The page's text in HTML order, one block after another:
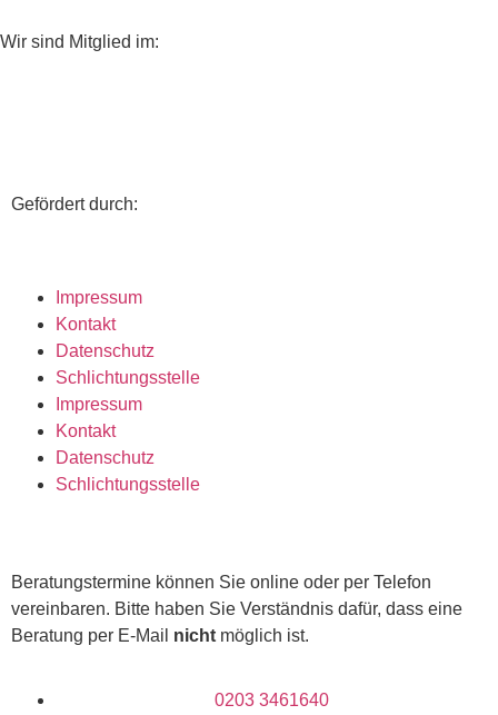
Wir sind Mitglied im:
Gefördert durch:
Impressum
Kontakt
Datenschutz
Schlichtungsstelle
Impressum
Kontakt
Datenschutz
Schlichtungsstelle
Beratungstermine können Sie online oder per Telefon
vereinbaren. Bitte haben Sie Verständnis dafür, dass eine
Beratung per E-Mail nicht möglich ist.
0203 3461640